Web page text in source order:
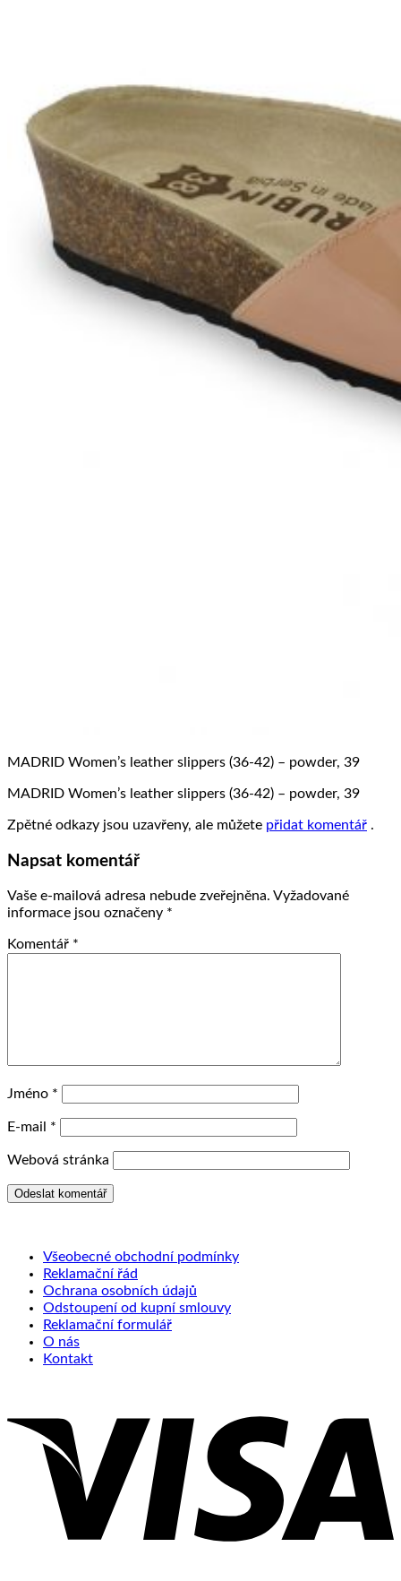
MADRID Women’s leather slippers (36-42) – powder, 39
MADRID Women’s leather slippers (36-42) – powder, 39
Zpětné odkazy jsou uzavřeny, ale můžete přidat komentář .
Napsat komentář
Vaše e-mailová adresa nebude zveřejněna. Vyžadované
informace jsou označeny *
Komentář *
Jméno *
E-mail *
Webová stránka
Všeobecné obchodní podmínky
Reklamační řád
Ochrana osobních údajů
Odstoupení od kupní smlouvy
Reklamační formulář
O nás
Kontakt